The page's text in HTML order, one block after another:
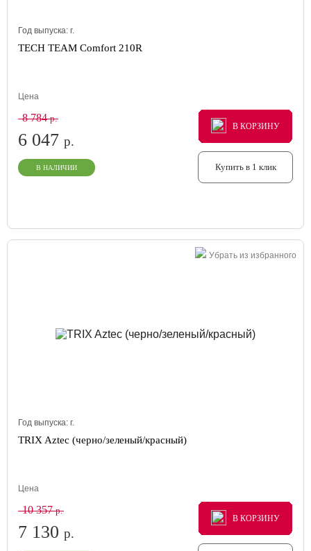
Год выпуска: г.
TECH TEAM Comfort 210R
Цена
8 784р.
6 047 р.
В НАЛИЧИИ
В КОРЗИНУ
В КОРЗИНУ
В КОРЗИНУ
Купить в 1 клик
Убрать из избранного
Год выпуска: г.
TRIX Aztec (черно/зеленый/красный)
Цена
10 357р.
7 130 р.
В КОРЗИНУ
В КОРЗИНУ
В КОРЗИНУ